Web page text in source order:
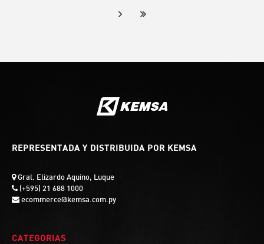
REPRESENTADA Y DISTRIBUIDA POR KEMSA
Gral. Elizardo Aquino, Luque
(+595) 21 688 1000
ecommerce@kemsa.com.py
CATEGORIAS